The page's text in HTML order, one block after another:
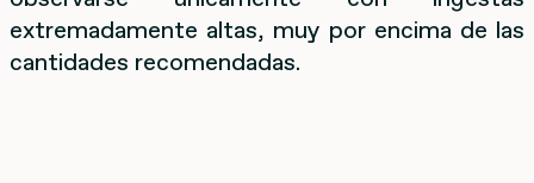
extremadamente altas, muy por encima de las
cantidades recomendadas.